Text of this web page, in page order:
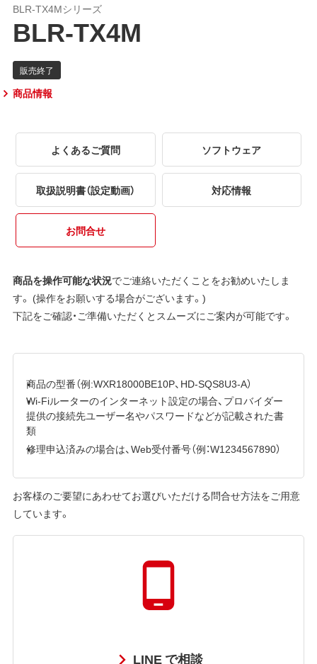
BLR-TX4Mシリーズ
BLR-TX4M
商品情報
よくあるご質問 ソフトウェア
取扱説明書（設定動画） 対応情報
お問合せ
商品を操作可能な状況でご連絡いただくことをお勧めいたしま
す。 (操作をお願いする場合がございます。)
下記をご確認・ご準備いただくとスムーズにご案内が可能です。
商品の型番（例:WXR18000BE10P、HD-SQS8U3-A）
Wi-Fiルーターのインターネット設定の場合、プロバイダー
提供の接続先ユーザー名やパスワードなどが記載された書
類
修理申込済みの場合は、Web受付番号（例：W1234567890）
お客様のご要望にあわせてお選びいただける問合せ方法をご用意
しています。
LINE で相談